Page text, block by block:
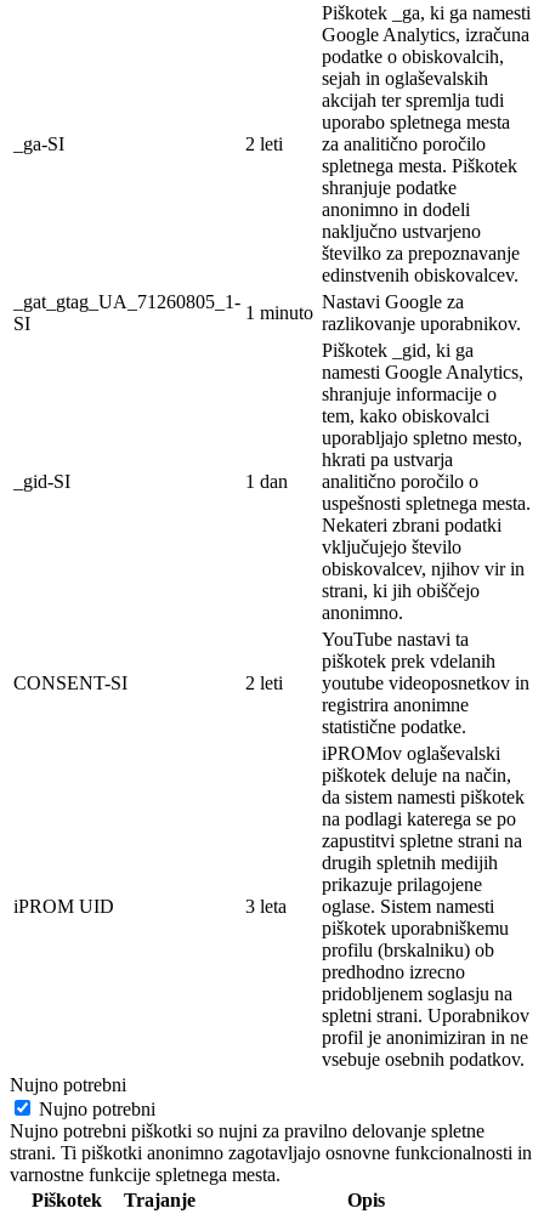
_ga-SI 2 leti
Piškotek _ga, ki ga namesti
Google Analytics, izračuna
podatke o obiskovalcih,
sejah in oglaševalskih
akcijah ter spremlja tudi
uporabo spletnega mesta
za analitično poročilo
spletnega mesta. Piškotek
shranjuje podatke
anonimno in dodeli
naključno ustvarjeno
številko za prepoznavanje
edinstvenih obiskovalcev.
_gat_gtag_UA_71260805_1-
SI
1 minuto
Nastavi Google za
razlikovanje uporabnikov.
_gid-SI 1 dan
Piškotek _gid, ki ga
namesti Google Analytics,
shranjuje informacije o
tem, kako obiskovalci
uporabljajo spletno mesto,
hkrati pa ustvarja
analitično poročilo o
uspešnosti spletnega mesta.
Nekateri zbrani podatki
vključujejo število
obiskovalcev, njihov vir in
strani, ki jih obiščejo
anonimno.
CONSENT-SI 2 leti
YouTube nastavi ta
piškotek prek vdelanih
youtube videoposnetkov in
registrira anonimne
statistične podatke.
iPROM UID 3 leta
iPROMov oglaševalski
piškotek deluje na način,
da sistem namesti piškotek
na podlagi katerega se po
zapustitvi spletne strani na
drugih spletnih medijih
prikazuje prilagojene
oglase. Sistem namesti
piškotek uporabniškemu
profilu (brskalniku) ob
predhodno izrecno
pridobljenem soglasju na
spletni strani. Uporabnikov
profil je anonimiziran in ne
vsebuje osebnih podatkov.
Nujno potrebni
Nujno potrebni
Nujno potrebni piškotki so nujni za pravilno delovanje spletne
strani. Ti piškotki anonimno zagotavljajo osnovne funkcionalnosti in
varnostne funkcije spletnega mesta.
Piškotek
Trajanje Opis